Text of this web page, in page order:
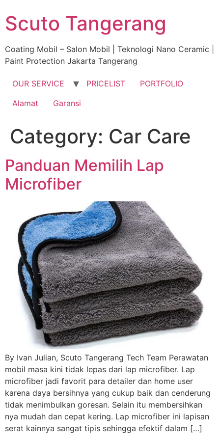
to
content
Scuto Tangerang
Coating Mobil – Salon Mobil | Teknologi Nano Ceramic |
Paint Protection Jakarta Tangerang
OUR SERVICE PRICELIST
PORTFOLIO
Alamat
Garansi
Category: Car Care
Panduan Memilih Lap
Microfiber
By Ivan Julian, Scuto Tangerang Tech Team Perawatan
mobil masa kini tidak lepas dari lap microfiber. Lap
microfiber jadi favorit para detailer dan home user
karena daya bersihnya yang cukup baik dan cenderung
tidak menimbulkan goresan. Selain itu membersihkan
nya mudah dan cepat kering. Lap microfiber ini lapisan
serat kainnya sangat tipis sehingga efektif dalam […]